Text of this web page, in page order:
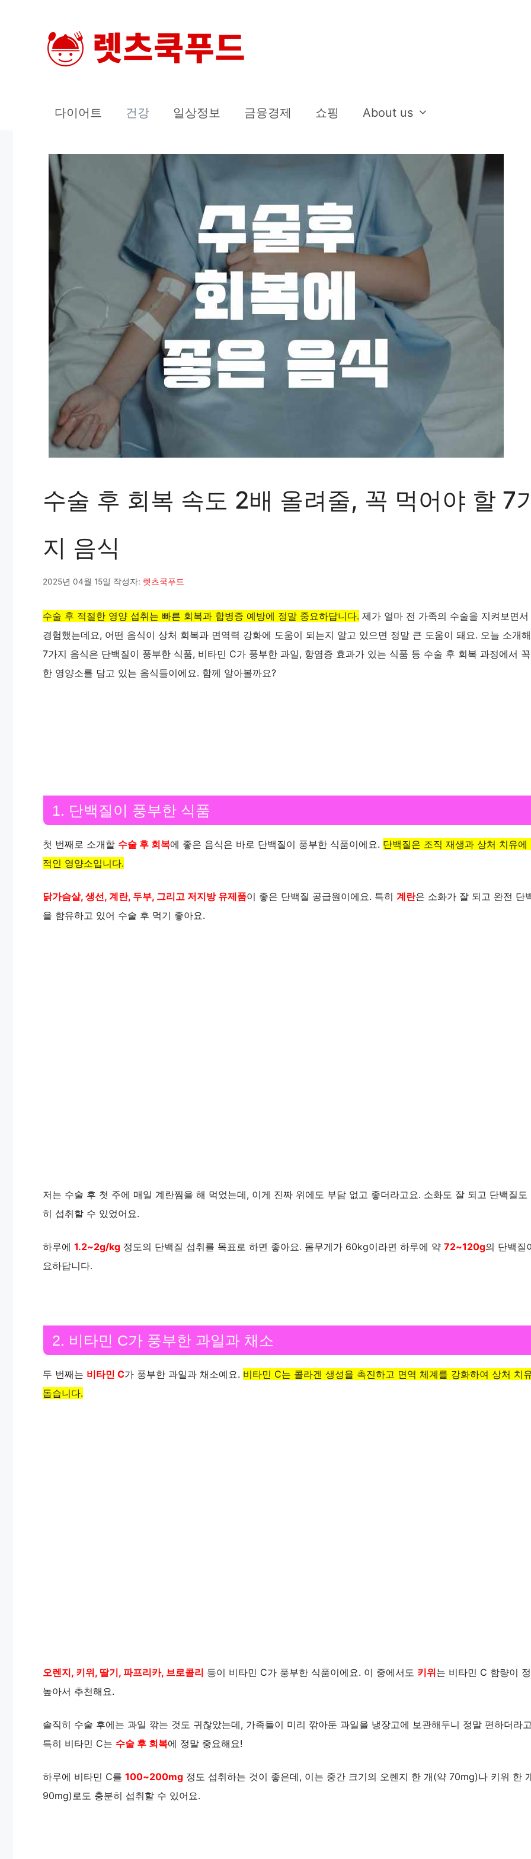
다이어트 건강 일상정보 금융경제 쇼핑 About us
수술 후 회복 속도 2배 올려줄, 꼭 먹어야 할 7
지 음식
2025년 04월 15일 작성자: 렛츠쿡푸드
수술 후 적절한 영양 섭취는 빠른 회복과 합병증 예방에 정말 중요하답니다. 제가 얼마 전 가족의 수술을 지켜보면
경험했는데요, 어떤 음식이 상처 회복과 면역력 강화에 도움이 되는지 알고 있으면 정말 큰 도움이 돼요. 오늘 소개
7가지 음식은 단백질이 풍부한 식품, 비타민 C가 풍부한 과일, 항염증 효과가 있는 식품 등 수술 후 회복 과정에서
한 영양소를 담고 있는 음식들이에요. 함께 알아볼까요?
1. 단백질이 풍부한 식품
첫 번째로 소개할 수술 후 회복에 좋은 음식은 바로 단백질이 풍부한 식품이에요. 단백질은 조직 재생과 상처 치유에
적인 영양소입니다.
닭가슴살, 생선, 계란, 두부, 그리고 저지방 유제품이 좋은 단백질 공급원이에요. 특히 계란은 소화가 잘 되고 완전 단
을 함유하고 있어 수술 후 먹기 좋아요.
저는 수술 후 첫 주에 매일 계란찜을 해 먹었는데, 이게 진짜 위에도 부담 없고 좋더라고요. 소화도 잘 되고 단백질도
히 섭취할 수 있었어요.
하루에 1.2~2g/kg 정도의 단백질 섭취를 목표로 하면 좋아요. 몸무게가 60kg이라면 하루에 약 72~120g의 단백질
요하답니다.
2. 비타민 C가 풍부한 과일과 채소
두 번째는 비타민 C가 풍부한 과일과 채소예요. 비타민 C는 콜라겐 생성을 촉진하고 면역 체계를 강화하여 상처 치
돕습니다.
오렌지, 키위, 딸기, 파프리카, 브로콜리 등이 비타민 C가 풍부한 식품이에요. 이 중에서도 키위는 비타민 C 함량이
높아서 추천해요.
솔직히 수술 후에는 과일 깎는 것도 귀찮았는데, 가족들이 미리 깎아둔 과일을 냉장고에 보관해두니 정말 편하더라
특히 비타민 C는 수술 후 회복에 정말 중요해요!
하루에 비타민 C를 100~200mg 정도 섭취하는 것이 좋은데, 이는 중간 크기의 오렌지 한 개(약 70mg)나 키위 한
90mg)로도 충분히 섭취할 수 있어요.